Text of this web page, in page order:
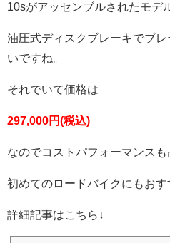
10sがアッセンブルされたモデ
油圧式ディスクブレーキでブ
いですね。
それでいて価格は
297,000円(税込)
なのでコストパフォーマンスも
初めてのロードバイクにもおす
詳細記事はこちら↓